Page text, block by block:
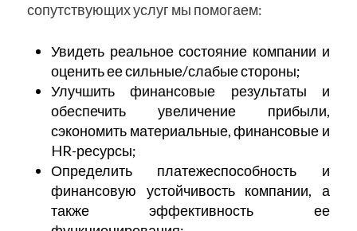
сопутствующих услуг мы помогаем:
Увидеть реальное состояние компании и
оценить ее сильные/слабые стороны;
Улучшить финансовые результаты и
обеспечить увеличение прибыли,
сэкономить материальные, финансовые и
HR-ресурсы;
Определить платежеспособность и
финансовую устойчивость компании, а
также эффективность ее